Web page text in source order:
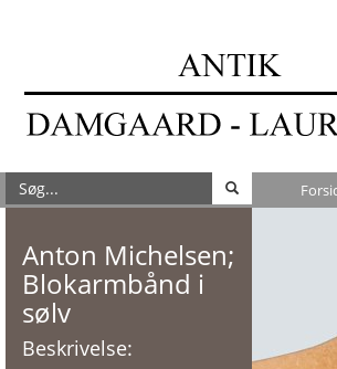
Anton Michelsen;
Blokarmbånd i
sølv
Beskrivelse: